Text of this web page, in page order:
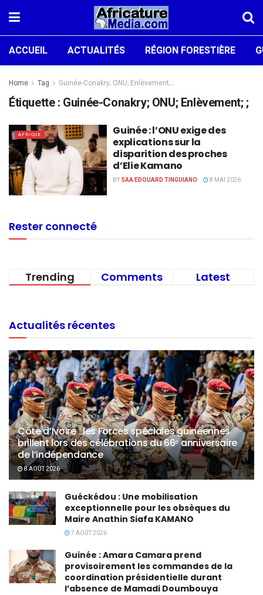
ACCUEIL ACTUALITÉS RÉGION FORESTIÈRE
Home Tag Guinée-Conakry; ONU; Enlèvement; ;
Étiquette : Guinée-Conakry; ONU; Enlèvement; ;
AFRIQUE
Guinée : l’ONU exige des
explications sur la
disparition des proches
d’Elie Kamano
BY SAA EDOUARD TINGUIANO 8 MAI 2026
Rester connecté
Trending Comments Latest
Actualités récentes
Côte d’Ivoire : les Forces spéciales guinéennes
brillent lors des célébrations du 66ᵉ anniversaire
de l’indépendance
8 AOÛT 2026
Guéckédou : Une mobilisation
exceptionnelle pour les obsèques du
Maire Anathin Siafa KAMANO
7 AOÛT 2026
Guinée : Amara Camara prend
provisoirement les commandes de la
coordination présidentielle durant
l’absence de Mamadi Doumbouya